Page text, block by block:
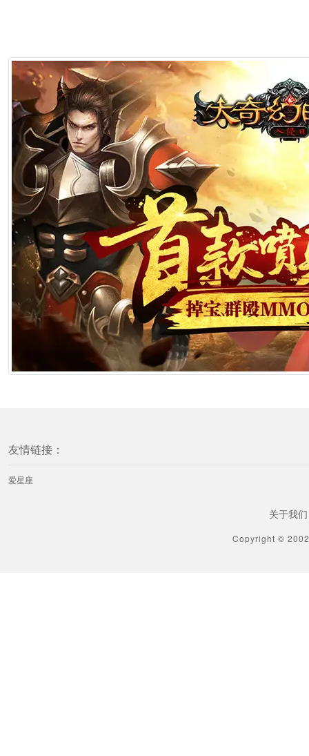
1分钟前
[属马] 生肖马该如何“借势”提升自己运势
1分钟前
[属蛇] 生肖蛇如何控诉爸爸
1分钟前
[属蛇] 生肖蛇男的直男癌指数
1分钟前
[属蛇] 生肖蛇该如何“借势”提升自己运势
1分钟前
[属龙] 生肖龙如何控诉爸爸
[属龙] 生肖龙该如何“借势”提升自己运势
友情链接：
爱星座
关于我们
Copyright ©